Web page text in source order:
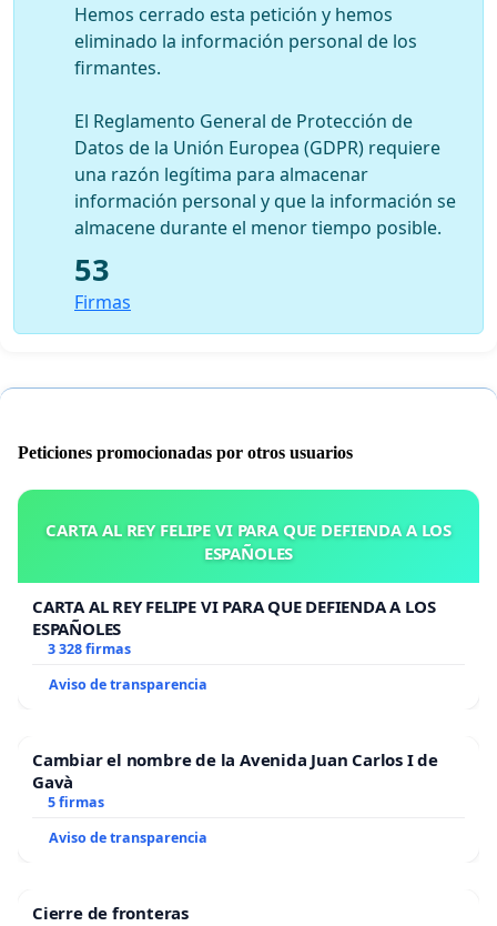
México.
Así que, buscando coherencia en las promesas que ha
principal empleado público del Poder Ejecutivo, le
instamos a que promueva, lo antes posible, la firma de
la declaración ya mencionada.
Hemos cerrado esta petición y hemos
eliminado la información personal de los
firmantes.
El Reglamento General de Protección de
Datos de la Unión Europea (GDPR) requiere
una razón legítima para almacenar
información personal y que la información se
almacene durante el menor tiempo posible.
53
Firmas
Peticiones promocionadas por otros usuarios
CARTA AL REY FELIPE VI PARA QUE DEFIENDA A LOS
ESPAÑOLES
CARTA AL REY FELIPE VI PARA QUE DEFIENDA A LOS
ESPAÑOLES
3 328 firmas
Aviso de transparencia
Cambiar el nombre de la Avenida Juan Carlos I de
Gavà
5 firmas
Aviso de transparencia
Cierre de fronteras